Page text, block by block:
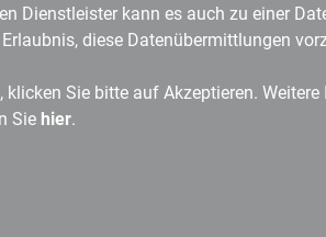
Dienstleister kann es auch zu einer
diese Datenübermittlungen
Sie bitte auf Akzeptieren.
Sie hier.